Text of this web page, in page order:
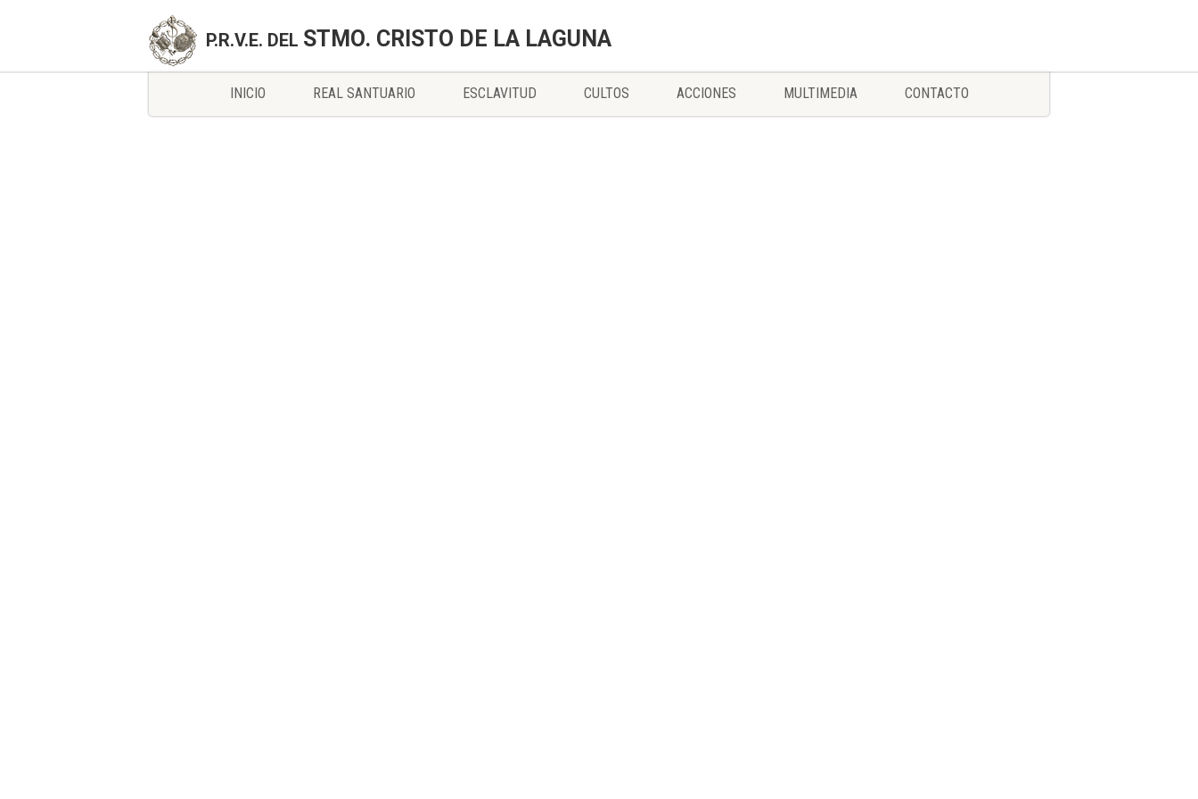
P.R.V.E. DEL STMO. CRISTO DE LA LAGUNA
INICIO REAL SANTUARIO ESCLAVITUD CULTOS ACCIONES MULTIMEDIA CONTACTO